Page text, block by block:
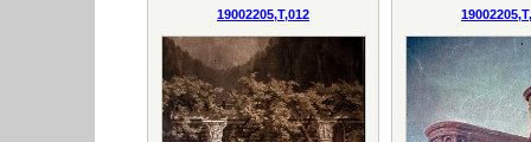
19002205,T,012